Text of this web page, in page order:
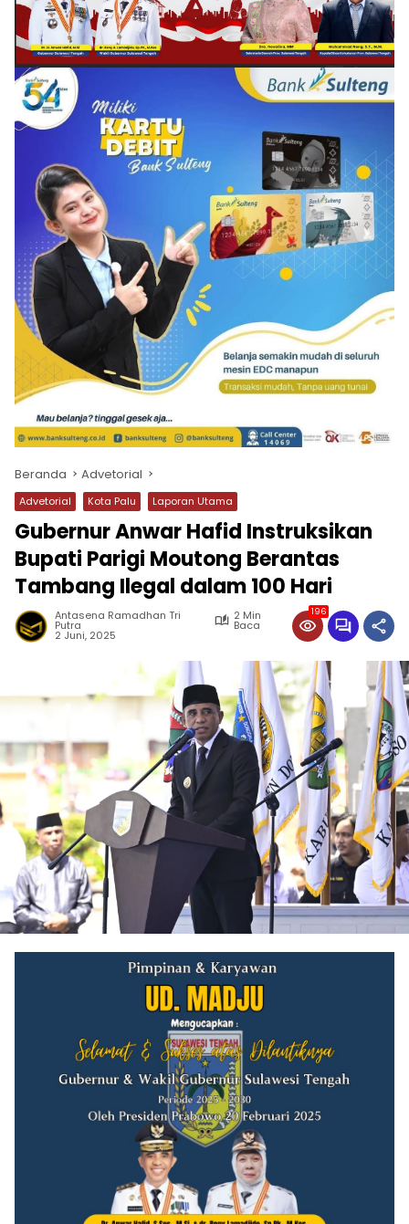
Beranda Advetorial
Advetorial Kota Palu Laporan Utama
Gubernur Anwar Hafid Instruksikan
Bupati Parigi Moutong Berantas
Tambang Ilegal dalam 100 Hari
Antasena Ramadhan Tri
Putra
2 Min
Baca
2 Juni, 2025
196